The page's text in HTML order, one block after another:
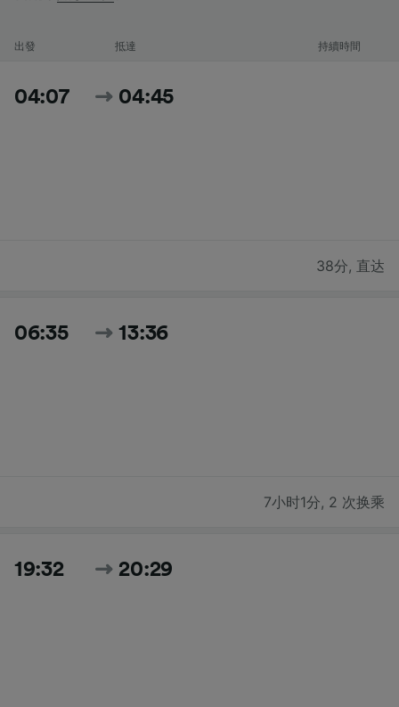
出發 抵達 持續時間
04:07 04:45
38分, 直达
06:35 13:36
7小时1分, 2 次换乘
19:32 20:29